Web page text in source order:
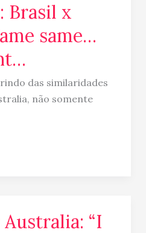
Brasil x
same…
das similaridades
não somente
“I